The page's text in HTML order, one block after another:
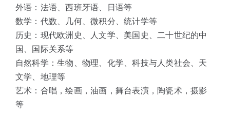
外语：法语、西班牙语、日语等
数学：代数、几何、微积分、统计学等
历史：现代欧洲史、人文学、美国史、二十世纪的中
国、国际关系等
自然科学：生物、物理、化学、科技与人类社会、天
文学、地理等
艺术：合唱，绘画，油画，舞台表演，陶瓷术，摄影
等